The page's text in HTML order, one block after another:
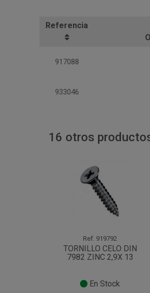
Referencia
917088
933046
16 otros
Ref. 919792
TORNILLO CELO DIN
7982 ZINC 2,9X 13
En Stock